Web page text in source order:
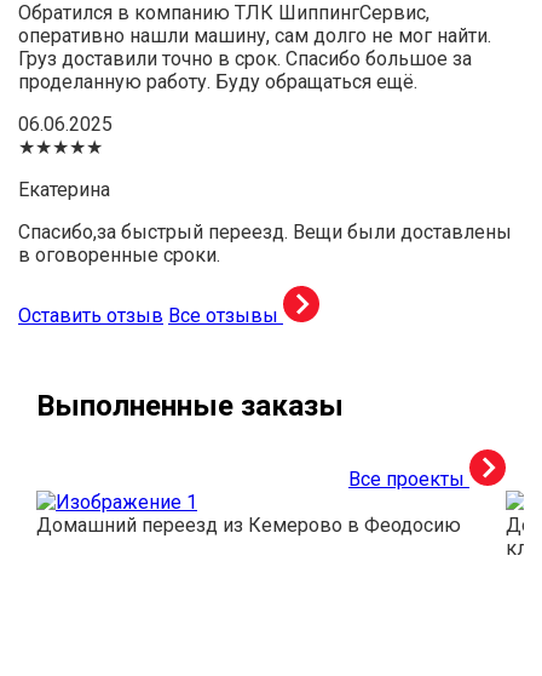
Обратился в компанию ТЛК ШиппингСервис,
оперативно нашли машину, сам долго не мог найти.
Груз доставили точно в срок. Спасибо большое за
проделанную работу. Буду обращаться ещё.
06.06.2025
★★★★★
Екатерина
Спасибо,за быстрый переезд. Вещи были доставлены
в оговоренные сроки.
Оставить отзыв Все отзывы
Выполненные заказы
Все проекты
Домашний переезд из Кемерово в Феодосию